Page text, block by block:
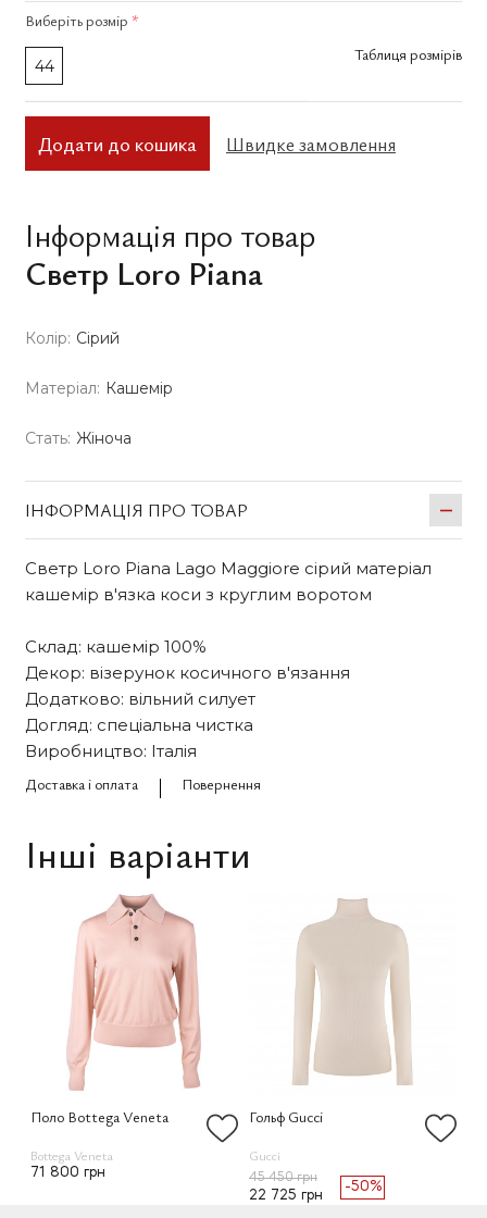
Виберіть розмір *
44
Таблиця розмірів
Додати до кошика Швидке замовлення
Інформація про товар
Светр Loro Piana
Колір: Сірий
Матеріал: Кашемір
Стать: Жіноча
ІНФОРМАЦІЯ ПРО ТОВАР
Светр Loro Piana Lago Maggiore сірий матеріал
кашемір в'язка коси з круглим воротом
Склад: кашемір 100%
Декор: візерунок косичного в'язання
Додатково: вільний силует
Догляд: спеціальна чистка
Виробництво: Італія
Доставка і оплата
Повернення
Інші варіанти
Поло Bottega Veneta
Bottega Veneta
71 800 грн
Гольф Gucci
Gucci
45 450 грн
22 725 грн
-50%